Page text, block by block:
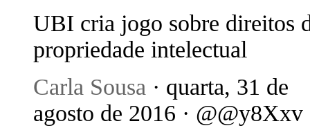
UBI cria jogo sobre direitos
propriedade intelectual
Carla Sousa · quarta, 31 de
agosto de 2016 · @@y8Xxv